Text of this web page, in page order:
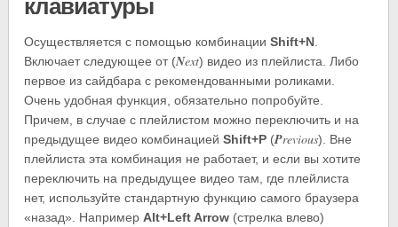
Осуществляется c помощью комбинацииShift+N.
Включает следующее от (Next) видео из плейлиста. Либо
первое из сайдбара с рекомендованными роликами.
Очень удобная функция, обязательно попробуйте.
Причем, в случае с плейлистом можно переключить и на
предыдущее видео комбинациейShift+P (Previous). Вне
плейлиста эта комбинация не работает, и если вы хотите
переключить на предыдущее видео там, где плейлиста
нет, используйте стандартную функцию самого браузера
«назад». НапримерAlt+Left Arrow (стрелка влево)